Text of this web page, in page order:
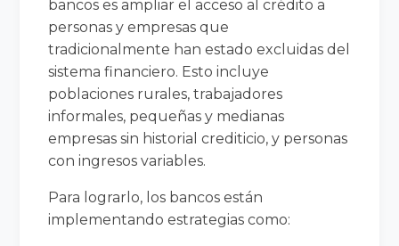
bancos es ampliar el acceso al crédito a
personas y empresas que
tradicionalmente han estado excluidas del
sistema financiero. Esto incluye
poblaciones rurales, trabajadores
informales, pequeñas y medianas
empresas sin historial crediticio, y personas
con ingresos variables.
Para lograrlo, los bancos están
implementando estrategias como: